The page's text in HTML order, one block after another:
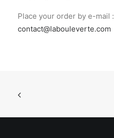
Place your order by e-mail :
contact@labouleverte.com